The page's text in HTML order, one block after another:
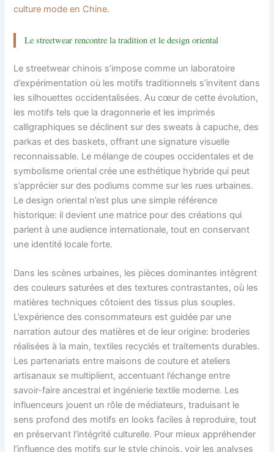
culture mode en Chine.
Le streetwear rencontre la tradition et le design oriental
Le streetwear chinois s’impose comme un laboratoire
d’expérimentation où les motifs traditionnels s’invitent dans
les silhouettes occidentalisées. Au cœur de cette évolution,
les motifs tels que la dragonnerie et les imprimés
calligraphiques se déclinent sur des sweats à capuche, des
parkas et des baskets, offrant une signature visuelle
reconnaissable. Le mélange de coupes occidentales et de
symbolisme oriental crée une esthétique hybride qui peut
s’apprécier sur des podiums comme sur les rues urbaines.
Le design oriental n’est plus une simple référence
historique: il devient une matrice pour des créations qui
parlent à une audience internationale, tout en conservant
une identité locale forte.
Dans les scènes urbaines, les pièces dominantes intègrent
des couleurs saturées et des textures contrastantes, où les
matières techniques côtoient des tissus plus souples.
L’expérience des consommateurs est guidée par une
narration autour des matières et de leur origine: broderies
réalisées à la main, textiles recyclés et traitements durables.
Les partenariats entre maisons de couture et ateliers
artisanaux se multiplient, accentuant l’échange entre
savoir-faire ancestral et ingénierie textile moderne. Les
influenceurs jouent un rôle de médiateurs, traduisant le
sens profond des motifs en looks faciles à reproduire, tout
en préservant l’intégrité culturelle. Pour mieux appréhender
l’influence des motifs sur le style chinois, voir les analyses